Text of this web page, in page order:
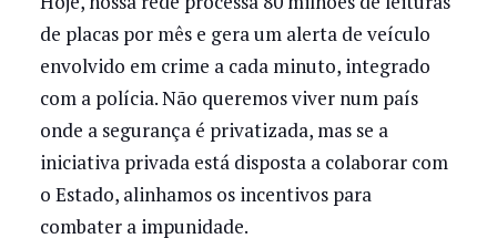
de placas por mês e gera um alerta de veículo
envolvido em crime a cada minuto, integrado
com a polícia. Não queremos viver num país
onde a segurança é privatizada, mas se a
iniciativa privada está disposta a colaborar com
o Estado, alinhamos os incentivos para
combater a impunidade.